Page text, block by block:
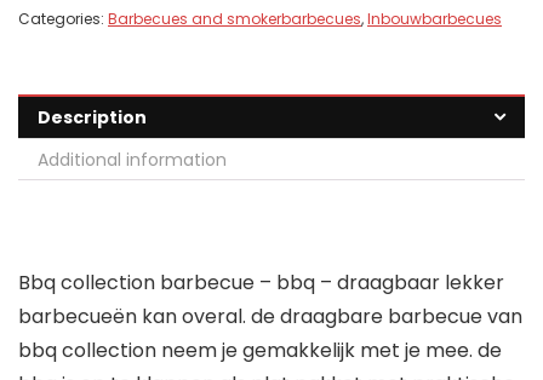
Categories: Barbecues and smokerbarbecues,Inbouwbarbecues
Description
Additional information
Bbq collection barbecue – bbq – draagbaar lekker
barbecueën kan overal. de draagbare barbecue van
bbq collection neem je gemakkelijk met je mee. de